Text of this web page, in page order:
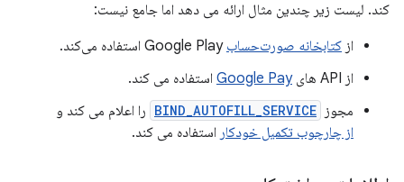
کند. لیست زیر چندین مثال ارائه می دهد اما جامع نیست:
از کتابخانه صورت‌حساب Google Play استفاده می‌کند.
از API های
Google Pay استفاده می کند.
مجوز BIND_AUTOFILL_SERVICE را اعلام می کند و
از چارچوب تکمیل خودکار استفاده می کند.